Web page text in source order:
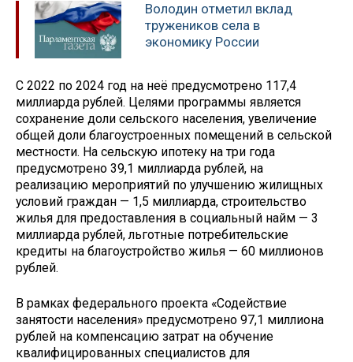
Володин отметил вклад
тружеников села в
экономику России
С 2022 по 2024 год на неё предусмотрено 117,4
миллиарда рублей. Целями программы является
сохранение доли сельского населения, увеличение
общей доли благоустроенных помещений в сельской
местности. На сельскую ипотеку на три года
предусмотрено 39,1 миллиарда рублей, на
реализацию мероприятий по улучшению жилищных
условий граждан — 1,5 миллиарда, строительство
жилья для предоставления в социальный найм — 3
миллиарда рублей, льготные потребительские
кредиты на благоустройство жилья — 60 миллионов
рублей.
В рамках федерального проекта «Содействие
занятости населения» предусмотрено 97,1 миллиона
рублей на компенсацию затрат на обучение
квалифицированных специалистов для